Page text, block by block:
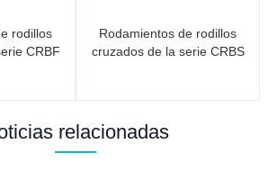
rodillos
CRBF
Rodamientos de rodillos
cruzados de la serie CRBS
relacionadas